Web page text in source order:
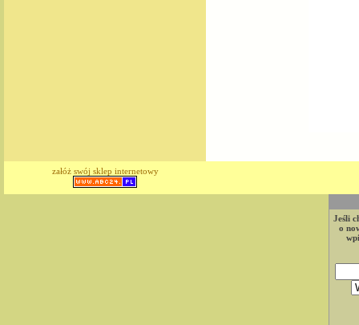
załóż swój sklep internetowy
Jeśli
o